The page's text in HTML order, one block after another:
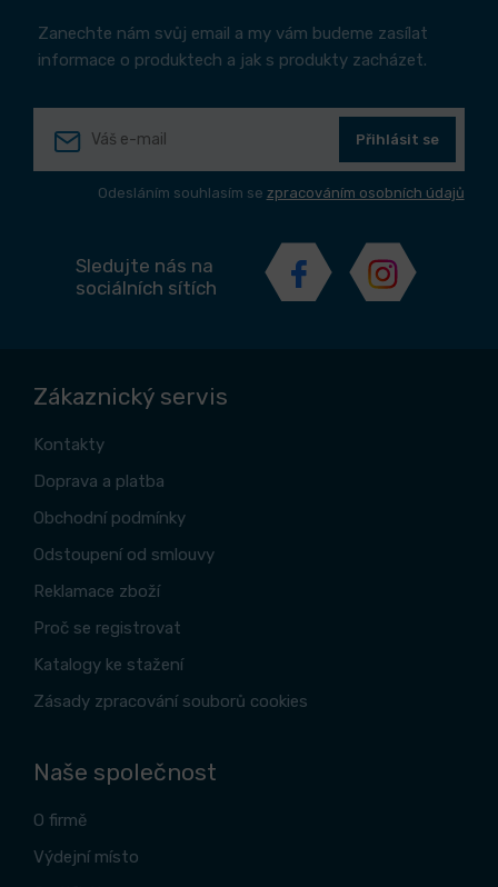
Zanechte nám svůj email a my vám budeme zasílat
informace o produktech a jak s produkty zacházet.
Přihlásit se
Odesláním souhlasím se zpracováním osobních údajů
Sledujte nás na
sociálních sítích
Zákaznický servis
Kontakty
Doprava a platba
Obchodní podmínky
Odstoupení od smlouvy
Reklamace zboží
Proč se registrovat
Katalogy ke stažení
Zásady zpracování souborů cookies
Naše společnost
O firmě
Výdejní místo